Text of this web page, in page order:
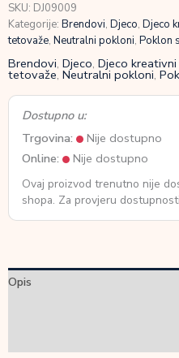
SKU: DJ09009
Kategorije: Brendovi, Djeco, Djeco
tetovaže, Neutralni pokloni, Poklon
Brendovi, Djeco, Djeco
tetovaže, Neutralni pokloni,
Dostupno u:
Trgovina:
Nije dostupno
Online:
Nije dostupno
Ovaj proizvod trenutno nije
shopa. Za provjeru
Opis